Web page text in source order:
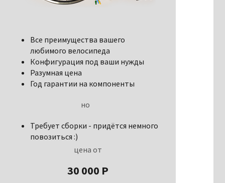
Все преимущества вашего
любимого велосипеда
Конфигурация под ваши нужды
Разумная цена
Год гарантии на компоненты
но
Требует сборки - придётся немного
повозиться :)
цена от
30 000 P